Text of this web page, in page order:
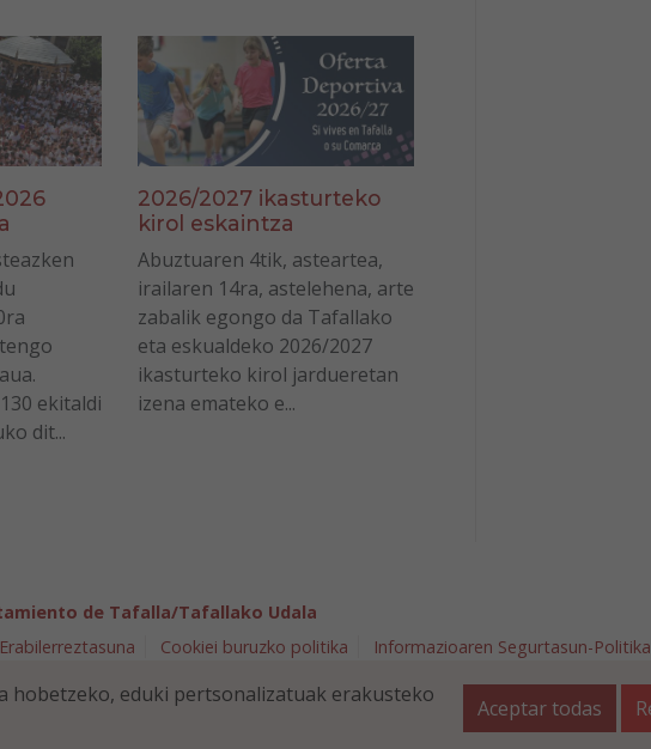
ekitaldi
dit...
2026/2027 ikasturteko
kirol eskaintza
Abuztuaren 4tik, asteartea,
irailaren 14ra, astelehena, arte
zabalik egongo da Tafallako
eta eskualdeko 2026/2027
ikasturteko kirol jardueretan
izena emateko e...
de Tafalla/Tafallako Udala
Erabilerreztasuna Cookiei buruzko politika
Informazioaren Segurtasun-Politika
ayuntamiento@tafalla.es
hobetzeko, eduki pertsonalizatuak erakusteko
Aceptar todas